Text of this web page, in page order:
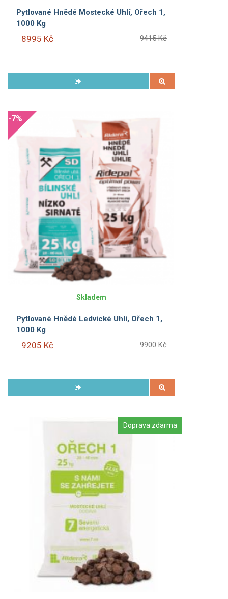
Pytlované Hnědé Mostecké Uhlí, Ořech 1,
1000 Kg
9415 Kč
8995 Kč
-7%
Skladem
Pytlované Hnědé Ledvické Uhlí, Ořech 1,
1000 Kg
9900 Kč
9205 Kč
Doprava zdarma